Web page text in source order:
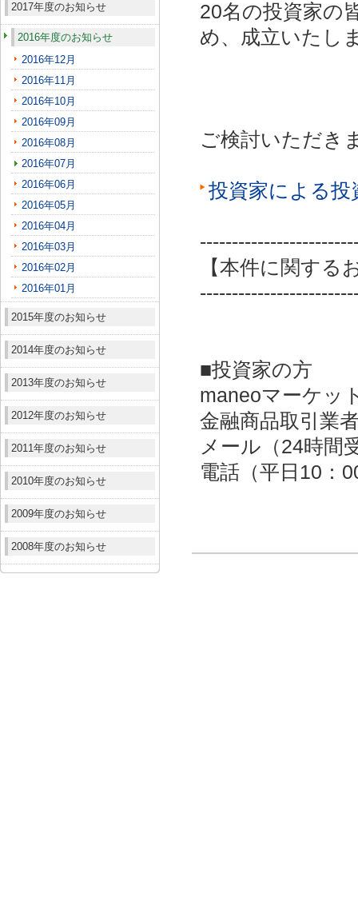
2017年度のお知らせ
2016年度のお知らせ
2016年12月
2016年11月
2016年10月
2016年09月
2016年08月
2016年07月
2016年06月
2016年05月
2016年04月
2016年03月
2016年02月
2016年01月
2015年度のお知らせ
2014年度のお知らせ
2013年度のお知らせ
2012年度のお知らせ
2011年度のお知らせ
2010年度のお知らせ
2009年度のお知らせ
2008年度のお知らせ
20名の投資家の
め、成立いたし
ご検討いただき
投資家による
【本件に関する
■投資家の方
maneoマーケッ
金融商品取引業
メール（24時間
電話（平日10：